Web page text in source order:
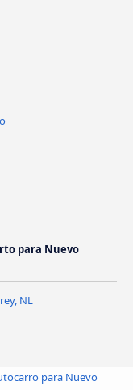
para Nuevo
NL
para Nuevo